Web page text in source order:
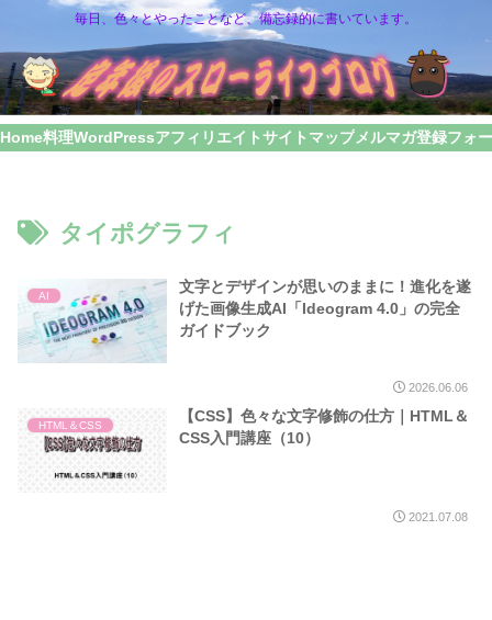
毎日、色々とやったことなど、備忘録的に書いています。
Home料理WordPressアフィリエイトサイトマップメルマガ登録フォ
タイポグラフィ
AI
文字とデザインが思いのままに！進化を遂
げた画像生成AI「Ideogram 4.0」の完全
ガイドブック
2026.06.06
HTML＆CSS
【CSS】色々な文字修飾の仕方｜HTML＆
CSS入門講座（10）
2021.07.08